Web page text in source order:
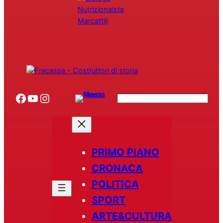
Facebook
YouTube
Instagram
PRIMO PIANO
CRONACA
POLITICA
SPORT
ARTE&CULTURA